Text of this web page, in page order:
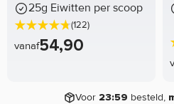
25g Eiwitten per scoop
(122)
vanaf54,90
Voor 23:59 besteld,